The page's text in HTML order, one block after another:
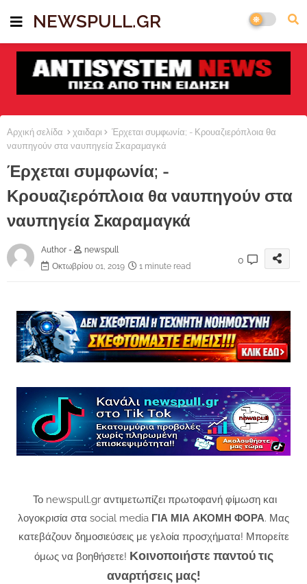
NEWSPULL.GR
Αρχική σελίδα χαιδαρι
Έρχεται συμφωνία; - Κρουαζιερόπλοια θα
ναυπηγούν στα ναυπηγεία Σκαραμαγκά
Έρχεται συμφωνία; -
Κρουαζιερόπλοια θα ναυπηγούν στα
ναυπηγεία Σκαραμαγκά
Author -
newspull
Οκτωβρίου 01, 2019
1 minute read
0
Το newspull.gr αντιμετωπίζει πρωτοφανή φίμωση και
λογοκρισία στα social media ΓΙΑ ΜΙΑ ΑΚΟΜΗ ΦΟΡΑ. Μας
κατεβάζουν δημοσιεύσεις με γελοία προσχήματα! Μπορείτε
όμως να βοηθήσετε! Κοινοποιήστε παντού τις
αναρτήσεις μας!